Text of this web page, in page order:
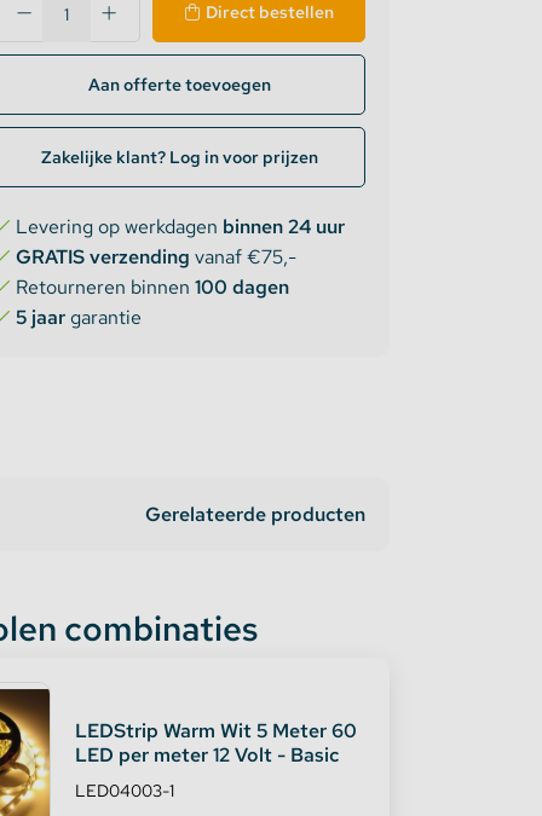
Direct bestellen
Aan offerte toevoegen
Zakelijke klant? Log in voor prijzen
Levering op werkdagen binnen 24 uur
GRATIS verzending vanaf €75,-
Retourneren binnen 100 dagen
5 jaargarantie
Gerelateerde producten
combinaties
LEDStrip Warm Wit 5 Meter 60
LED per meter 12 Volt - Basic
LED04003-1